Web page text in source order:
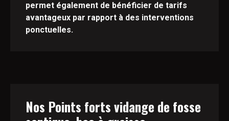
permet également de bénéficier de tarifs
avantageux par rapport à des interventions
ponctuelles.
Nos Points forts vidange de fosse